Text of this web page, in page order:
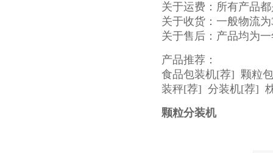
关于运费：所有产品
关于收货：一般物流
关于售后：产品均为
产品推荐：
食品包装机[荐] 颗粒
装秤[荐] 分装机[荐]
颗粒分装机